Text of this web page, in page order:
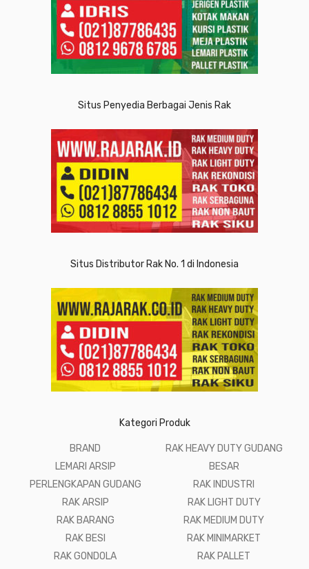
Situs Penyedia Berbagai Jenis Rak
Situs Distributor Rak No. 1 di Indonesia
Kategori Produk
BRAND
LEMARI ARSIP
PERLENGKAPAN GUDANG
RAK ARSIP
RAK BARANG
RAK BESI
RAK GONDOLA
RAK HEAVY DUTY GUDANG
BESAR
RAK INDUSTRI
RAK LIGHT DUTY
RAK MEDIUM DUTY
RAK MINIMARKET
RAK PALLET